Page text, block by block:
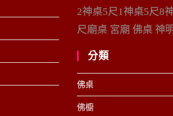
2神桌5尺1神桌5尺8
尺廟桌 宮廟 佛桌 神
分類
佛桌
佛櫥